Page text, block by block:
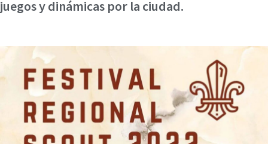
juegos y dinámicas por la ciudad.